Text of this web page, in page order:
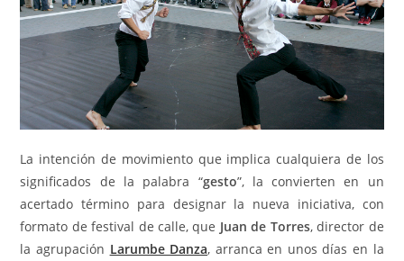
La intención de movimiento que implica cualquiera de los
significados de la palabra “gesto”, la convierten en un
acertado término para designar la nueva iniciativa, con
formato de festival de calle, que Juan de Torres, director de
la agrupación Larumbe Danza, arranca en unos días en la